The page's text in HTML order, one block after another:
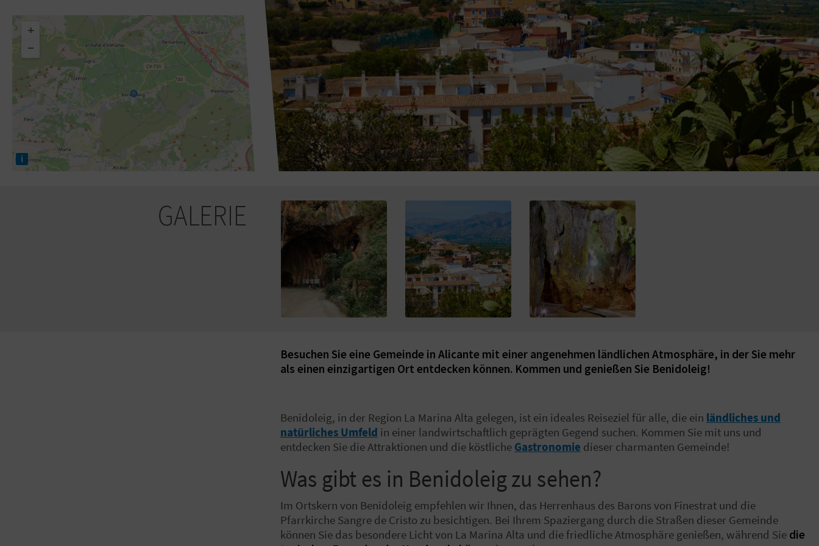
+
−
i
GALERIE
Besuchen Sie eine Gemeinde in Alicante mit einer angenehmen ländlichen Atmosphäre, in der Sie mehr
als einen einzigartigen Ort entdecken können. Kommen und genießen Sie Benidoleig!
Benidoleig, in der Region La Marina Alta gelegen, ist ein ideales Reiseziel für alle, die ein ländliches und
natürliches Umfeld in einer landwirtschaftlich geprägten Gegend suchen. Kommen Sie mit uns und
entdecken Sie die Attraktionen und die köstliche Gastronomie dieser charmanten Gemeinde!
Was gibt es in Benidoleig zu sehen?
Im Ortskern von Benidoleig empfehlen wir Ihnen, das Herrenhaus des Barons von Finestrat und die
Pfarrkirche Sangre de Cristo zu besichtigen. Bei Ihrem Spaziergang durch die Straßen dieser Gemeinde
können Sie das besondere Licht von La Marina Alta und die friedliche Atmosphäre genießen, während Sie die